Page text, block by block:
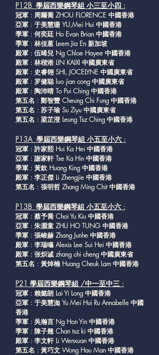
P12B 學屆西樂鋼琴組 小三至小四 :
冠軍 : 周爾喬 ZHOU FLORENCE 中國香港
亞軍 : 于美慧珊 YU,Mei Hui 中國香港
季軍 : 何奕廷 Ho Evan Brian 中國香港
季軍 : 林佳蒽 Leem Jia En 新加坡
殿軍 : 伍晞兒 Ng Chloe Hayee 中國香港
殿軍 : 林楷淅 LIN KAIXI 中國廣東省
殿軍 : 史睿翎 SHI, JOCELYNE 中國廣東省
殿軍 : 罗健聪 luo jian cong 中國廣東省
殿軍 : 陶沛晴 To Pui Ching 中國香港
第五名 : 鄭智豐 Cheung Chi Fung 中國香港
第五名 : 苏子瑜 Su Ziyu 中國廣東省
第五名 : 梁芷澄 Leung Tsz Ching 中國香港
P13A 學屆西樂鋼琴組 小五至小六 :
冠軍 : 許家熙 Hui Ka Hei 中國香港
亞軍 : 謝家軒 Tse Ka Hin 中國香港
季軍 : 黃欽 Huang King 中國香港
殿軍 : 李正傑 Li Zhengjie 中國香港
第五名 : 張明哲 Zhang Ming Chit 中國香港
P13B 學屆西樂鋼琴組 小五至小六 :
冠軍 : 蔡予喬 Choi Yu Kiu 中國香港
亞軍 : 朱灝童 ZHU HO TUNG 中國香港
季軍 : 張峻赫 Zhang Junhe 中國香港
殿軍 : 李瑞㬢 Alexis Lee Sui Hei 中國香港
殿軍 : 张炽诚 zhang chi cheng 中國廣東省
第五名 : 黃焯楠 Huang Cheuk Lam 中國香港
P21 學屆西樂鋼琴組 /中一至中三 :
冠軍 : 賴懿朗 Lai Yi Long 中國香港
亞軍 : 于美慧洳 Yu Mei Hui Ru Annabelle 中國
香港
季軍 : 吳瀚言 Ng Hon Yin 中國香港
季軍 : 陳子翹 Chan tsz ki 中國香港
殿軍 : 李文軒 Li Wenxuan 中國香港
第五名 : 黃巧文 Wong Hau Man 中國香港